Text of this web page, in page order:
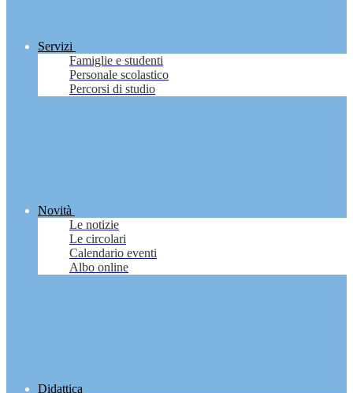
Servizi
Famiglie e studenti
Personale scolastico
Percorsi di studio
Novità
Le notizie
Le circolari
Calendario eventi
Albo online
Didattica